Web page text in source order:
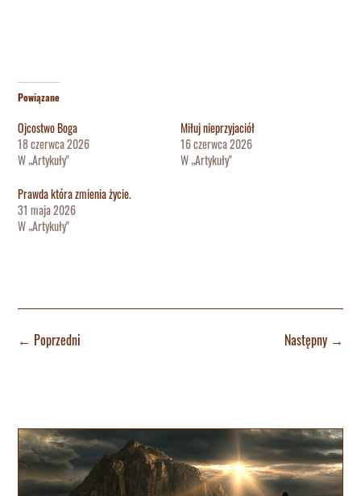
Powiązane
Ojcostwo Boga
18 czerwca 2026
W „Artykuły"
Miłuj nieprzyjaciół
16 czerwca 2026
W „Artykuły"
Prawda która zmienia życie.
31 maja 2026
W „Artykuły"
← Poprzedni Następny→